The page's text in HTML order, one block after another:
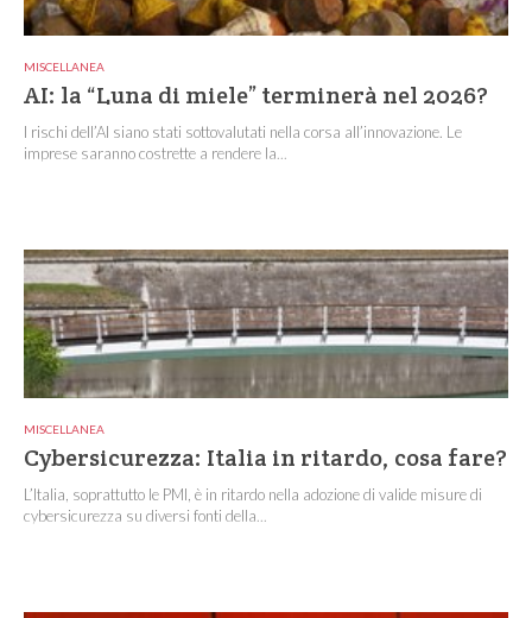
MISCELLANEA
AI: la “Luna di miele” terminerà nel 2026?
I rischi dell’AI siano stati sottovalutati nella corsa all’innovazione. Le
imprese saranno costrette a rendere la...
MISCELLANEA
Cybersicurezza: Italia in ritardo, cosa fare?
L’Italia, soprattutto le PMI, è in ritardo nella adozione di valide misure di
cybersicurezza su diversi fonti della...